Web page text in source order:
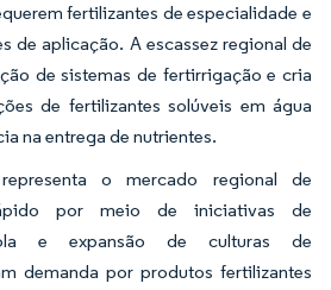
fertilizantes de especialidade e
de aplicação. A escassez regional de
de sistemas de fertirrigação e cria
de fertilizantes solúveis em água
na entrega de nutrientes.
o mercado regional de
por meio de iniciativas de
e expansão de culturas de
demanda por produtos fertilizantes